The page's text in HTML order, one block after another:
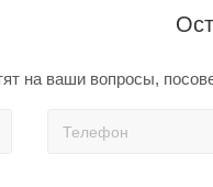
на ваши вопросы,